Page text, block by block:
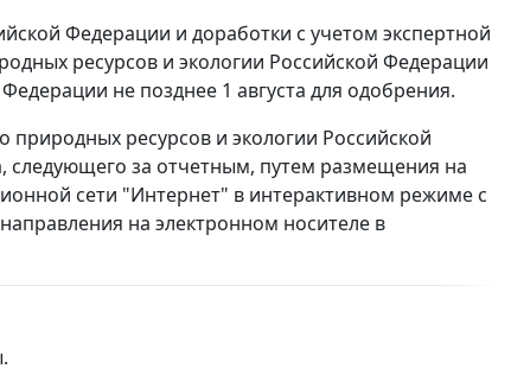
Федерации и доработки с учетом экспертной
ресурсов и экологии Российской Федерации
не позднее 1 августа для одобрения.
ресурсов и экологии Российской
следующего за отчетным, путем размещения на
сети "Интернет" в интерактивном режиме с
на электронном носителе в